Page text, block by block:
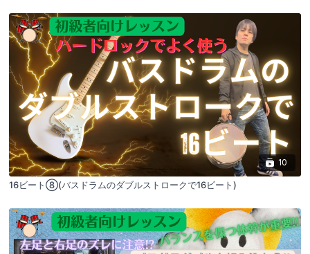
10
16ビート⑧(バスドラムのダブルストロークで16ビート)